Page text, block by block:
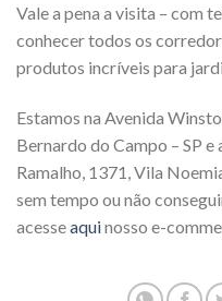
Vale a pena a visita – com
conhecer todos os
produtos incríveis para
Estamos na Avenida
Bernardo do Campo – SP
Ramalho, 1371, Vila
sem tempo ou não
acesseaquinosso e-